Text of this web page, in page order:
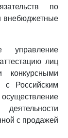
по
внебюджетные
лиц
Российским
с продажей